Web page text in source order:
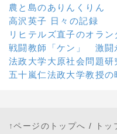
農と島のありんくりん
高沢英子 日々の記録
リヒテルズ直子のオラン
戦闘教師「ケン」 激闘
法政大学大原社会問題研
五十嵐仁法政大学教授の
↑ページのトップへ / トッ